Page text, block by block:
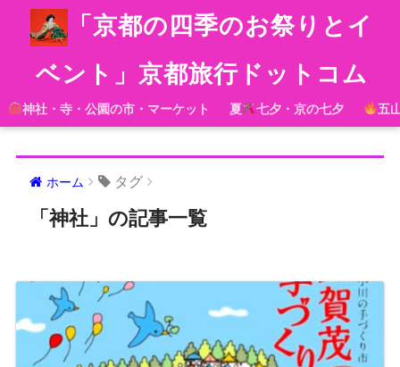
「京都の四季のお祭りとイ
ベント」京都旅行ドットコム
神社・寺・公園の市・マーケット 夏 七夕・京の七夕 五
ホーム タグ
「神社」の記事一覧